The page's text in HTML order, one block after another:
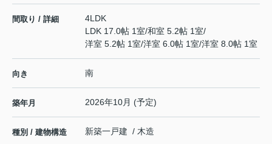
間取り / 詳細
4LDK
LDK 17.0帖 1室/和室 5.2帖 1室/
洋室 5.2帖 1室/洋室 6.0帖 1室/洋室 8.0帖 1室
向き 南
築年月 2026年10月 (予定)
種別 / 建物構造 新築一戸建 / 木造